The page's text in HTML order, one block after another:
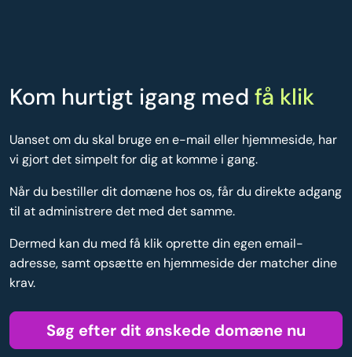
Kom hurtigt igang med få klik
Uanset om du skal bruge en e-mail eller hjemmeside, har
vi gjort det simpelt for dig at komme i gang.
Når du bestiller dit domæne hos os, får du direkte adgang
til at administrere det med det samme.
Dermed kan du med få klik oprette din egen email-
adresse, samt opsætte en hjemmeside der matcher dine
krav.
Søg efter dit ønskede domæne nu